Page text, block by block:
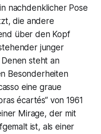
nachdenklicher Pose
die andere
über den Kopf
junger
steht an
Besonderheiten
eine graue
écartés“ von 1961
Mirage, der mit
ist, als einer